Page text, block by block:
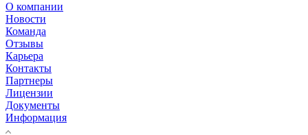
О компании
Новости
Команда
Отзывы
Карьера
Контакты
Партнеры
Лицензии
Документы
Информация